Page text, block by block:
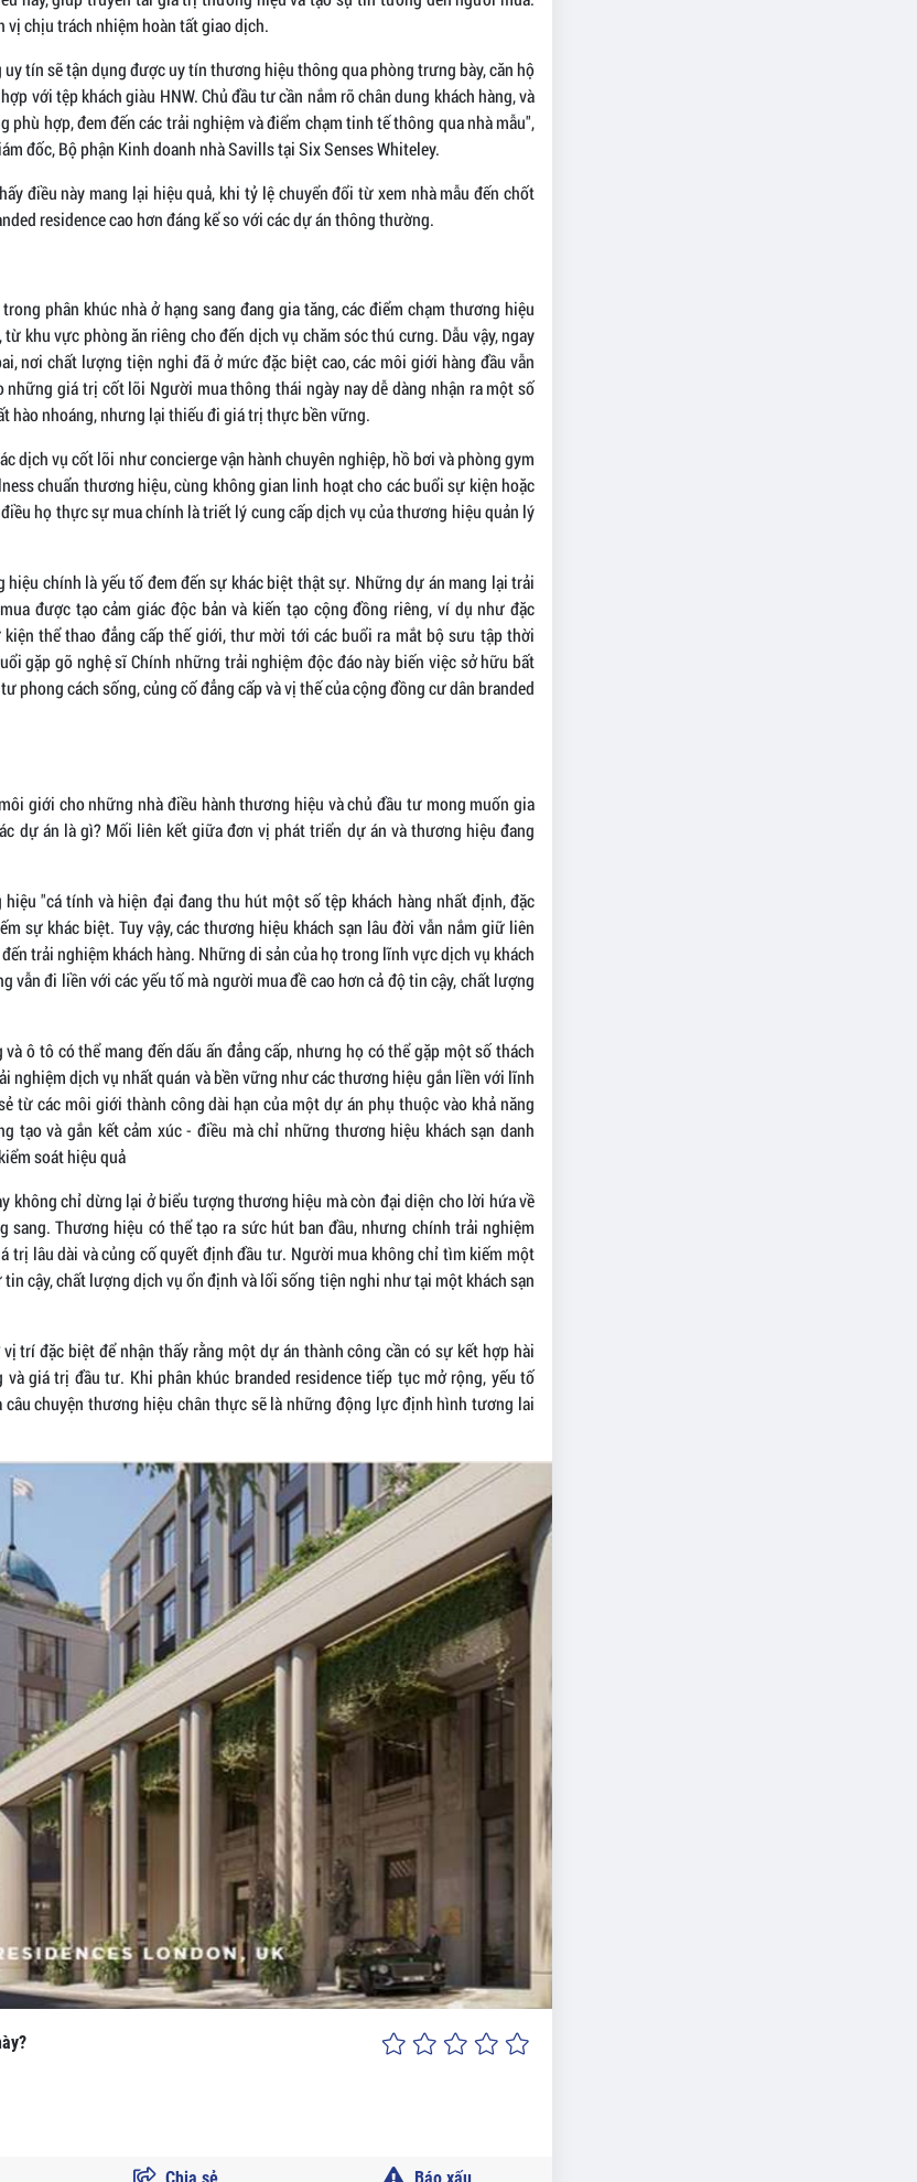
vị chịu trách nhiệm hoàn tất giao dịch.
tín sẽ tận dụng được uy tín thương hiệu thông qua phòng trưng bày, căn hộ
với tệp khách giàu HNW. Chủ đầu tư cần nắm rõ chân dung khách hàng, và
phù hợp, đem đến các trải nghiệm và điểm chạm tinh tế thông qua nhà mẫu",
đốc, Bộ phận Kinh doanh nhà Savills tại Six Senses Whiteley.
điều này mang lại hiệu quả, khi tỷ lệ chuyển đổi từ xem nhà mẫu đến chốt
residence cao hơn đáng kể so với các dự án thông thường.
phân khúc nhà ở hạng sang đang gia tăng, các điểm chạm thương hiệu
từ khu vực phòng ăn riêng cho đến dịch vụ chăm sóc thú cưng. Dẫu vậy, ngay
nơi chất lượng tiện nghi đã ở mức đặc biệt cao, các môi giới hàng đầu vẫn
những giá trị cốt lõi Người mua thông thái ngày nay dễ dàng nhận ra một số
hào nhoáng, nhưng lại thiếu đi giá trị thực bền vững.
dịch vụ cốt lõi như concierge vận hành chuyên nghiệp, hồ bơi và phòng gym
chuẩn thương hiệu, cùng không gian linh hoạt cho các buổi sự kiện hoặc
họ thực sự mua chính là triết lý cung cấp dịch vụ của thương hiệu quản lý
hiệu chính là yếu tố đem đến sự khác biệt thật sự. Những dự án mang lại trải
được tạo cảm giác độc bản và kiến tạo cộng đồng riêng, ví dụ như đặc
thể thao đẳng cấp thế giới, thư mời tới các buổi ra mắt bộ sưu tập thời
gặp gỡ nghệ sĩ Chính những trải nghiệm độc đáo này biến việc sở hữu bất
phong cách sống, củng cố đẳng cấp và vị thế của cộng đồng cư dân branded
giới cho những nhà điều hành thương hiệu và chủ đầu tư mong muốn gia
dự án là gì? Mối liên kết giữa đơn vị phát triển dự án và thương hiệu đang
"cá tính và hiện đại đang thu hút một số tệp khách hàng nhất định, đặc
sự khác biệt. Tuy vậy, các thương hiệu khách sạn lâu đời vẫn nắm giữ liên
trải nghiệm khách hàng. Những di sản của họ trong lĩnh vực dịch vụ khách
vẫn đi liền với các yếu tố mà người mua đề cao hơn cả độ tin cậy, chất lượng
ô tô có thể mang đến dấu ấn đẳng cấp, nhưng họ có thể gặp một số thách
nghiệm dịch vụ nhất quán và bền vững như các thương hiệu gắn liền với lĩnh
từ các môi giới thành công dài hạn của một dự án phụ thuộc vào khả năng
tạo và gắn kết cảm xúc - điều mà chỉ những thương hiệu khách sạn danh
soát hiệu quả
không chỉ dừng lại ở biểu tượng thương hiệu mà còn đại diện cho lời hứa về
sang. Thương hiệu có thể tạo ra sức hút ban đầu, nhưng chính trải nghiệm
trị lâu dài và củng cố quyết định đầu tư. Người mua không chỉ tìm kiếm một
cậy, chất lượng dịch vụ ổn định và lối sống tiện nghi như tại một khách sạn
trí đặc biệt để nhận thấy rằng một dự án thành công cần có sự kết hợp hài
và giá trị đầu tư. Khi phân khúc branded residence tiếp tục mở rộng, yếu tố
câu chuyện thương hiệu chân thực sẽ là những động lực định hình tương lai